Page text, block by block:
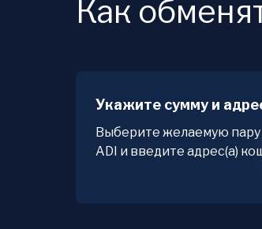
Как
Укажите сумму и
Выберите желаемую пару
ADI и введите адрес(а)